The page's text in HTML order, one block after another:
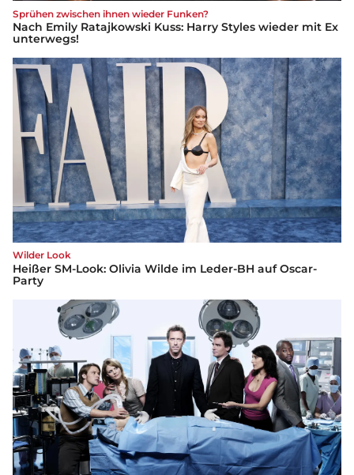
Sprühen zwischen ihnen wieder Funken?
Nach Emily Ratajkowski Kuss: Harry Styles wieder mit Ex
unterwegs!
Wilder Look
Heißer SM-Look: Olivia Wilde im Leder-BH auf Oscar-
Party